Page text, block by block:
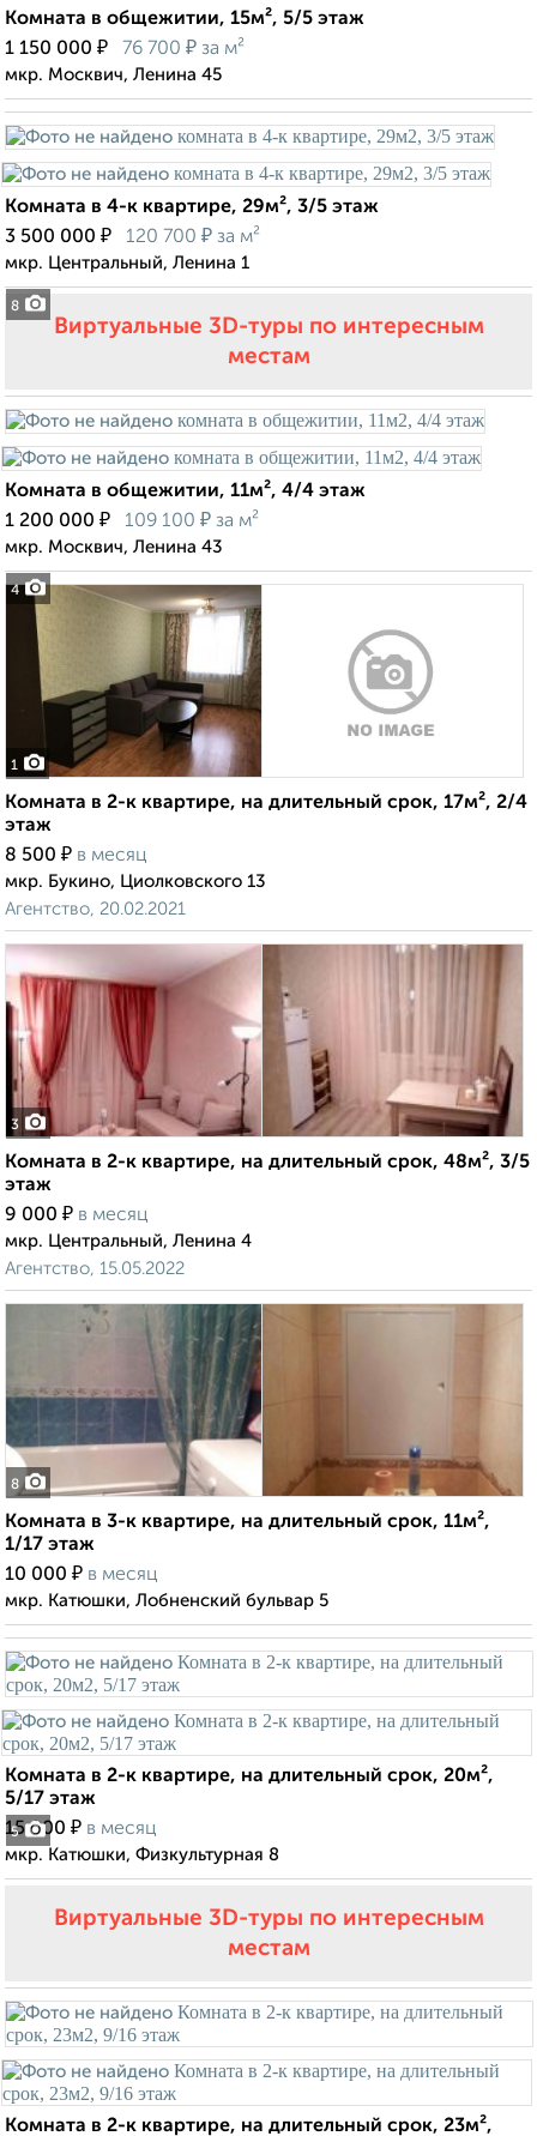
Комната в общежитии, 15м², 5/5 этаж
1 150 000 ₽ 76 700 ₽ за м²
мкр. Москвич, Ленина 45
8
Комната в 4-к квартире, 29м², 3/5 этаж
3 500 000 ₽ 120 700 ₽ за м²
мкр. Центральный, Ленина 1
Виртуальные 3D-туры по интересным
местам
4
Комната в общежитии, 11м², 4/4 этаж
1 200 000 ₽ 109 100 ₽ за м²
мкр. Москвич, Ленина 43
1
Комната в 2-к квартире, на длительный срок, 17м², 2/4
этаж
8 500 ₽ в месяц
мкр. Букино, Циолковского 13
Агентство, 20.02.2021
3
Комната в 2-к квартире, на длительный срок, 48м², 3/5
этаж
9 000 ₽ в месяц
мкр. Центральный, Ленина 4
Агентство, 15.05.2022
8
Комната в 3-к квартире, на длительный срок, 11м²,
1/17 этаж
10 000 ₽ в месяц
мкр. Катюшки, Лобненский бульвар 5
5
Комната в 2-к квартире, на длительный срок, 20м²,
5/17 этаж
15 000 ₽ в месяц
мкр. Катюшки, Физкультурная 8
Виртуальные 3D-туры по интересным
местам
Комната в 2-к квартире, на длительный срок, 23м²,